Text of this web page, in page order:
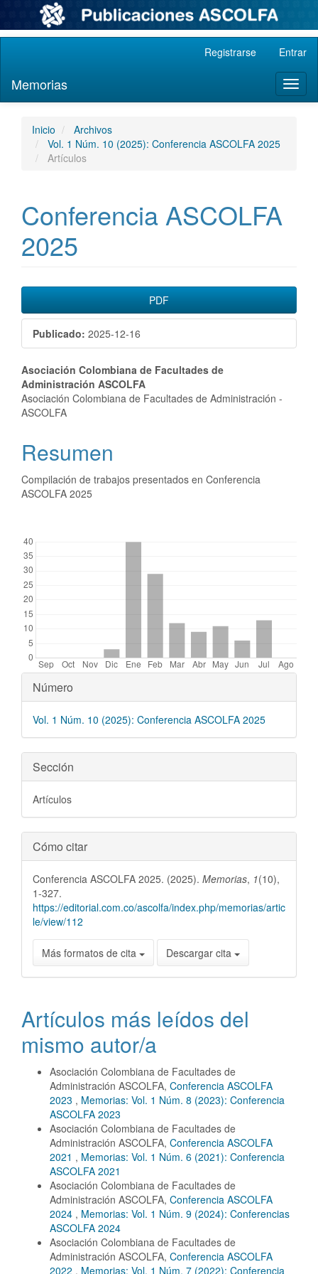
principal
Barra
Registrarse Entrar
Memorias
Inicio
Archivos
Vol. 1 Núm. 10 (2025): Conferencia ASCOLFA 2025
Artículos
Conferencia ASCOLFA
2025
Barra
lateral
del
artículo
PDF
Publicado: 2025-12-16
Contenido
principal
del
artículo
Asociación Colombiana de Facultades de
Administración ASCOLFA
Asociación Colombiana de Facultades de Administración -
ASCOLFA
Resumen
Compilación de trabajos presentados en Conferencia
ASCOLFA 2025
Detalles
del
artículo
Número
Vol. 1 Núm. 10 (2025): Conferencia ASCOLFA 2025
Sección
Artículos
Cómo citar
Conferencia ASCOLFA 2025. (2025). Memorias, 1(10),
1-327.
https://editorial.com.co/ascolfa/index.php/memorias/artic
le/view/112
Más formatos de cita Descargar cita
Artículos más leídos del
mismo autor/a
Asociación Colombiana de Facultades de
Administración ASCOLFA, Conferencia ASCOLFA
2023 , Memorias: Vol. 1 Núm. 8 (2023): Conferencia
ASCOLFA 2023
Asociación Colombiana de Facultades de
Administración ASCOLFA, Conferencia ASCOLFA
2021 , Memorias: Vol. 1 Núm. 6 (2021): Conferencia
ASCOLFA 2021
Asociación Colombiana de Facultades de
Administración ASCOLFA, Conferencia ASCOLFA
2024 , Memorias: Vol. 1 Núm. 9 (2024): Conferencias
ASCOLFA 2024
Asociación Colombiana de Facultades de
Administración ASCOLFA, Conferencia ASCOLFA
2022 , Memorias: Vol. 1 Núm. 7 (2022): Conferencia